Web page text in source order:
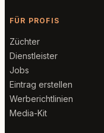
FÜR PROFIS
Züchter
Dienstleister
Jobs
Eintrag erstellen
Werberichtlinien
Media-Kit